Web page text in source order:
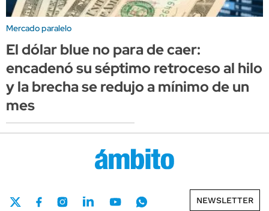
Mercado paralelo
El dólar blue no para de caer:
encadenó su séptimo retroceso al hilo
y la brecha se redujo a mínimo de un
mes
NEWSLETTER